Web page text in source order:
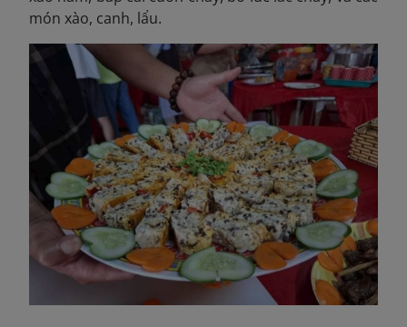
món xào, canh, lẩu.